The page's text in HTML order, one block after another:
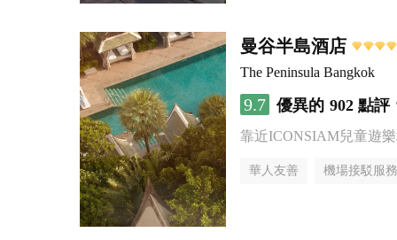
曼谷半島酒店
The Peninsula Bangkok
9.7 優異的 902 點評
靠近ICONSIAM兒童遊
華人友善 機場接駁服務